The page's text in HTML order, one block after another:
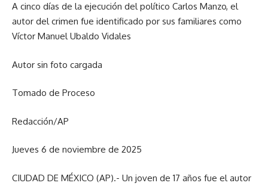
A cinco días de la ejecución del político Carlos Manzo, el
autor del crimen fue identificado por sus familiares como
Víctor Manuel Ubaldo Vidales
Autor sin foto cargada
Tomado de Proceso
Redacción/AP
Jueves 6 de noviembre de 2025
CIUDAD DE MÉXICO (AP).- Un joven de 17 años fue el autor